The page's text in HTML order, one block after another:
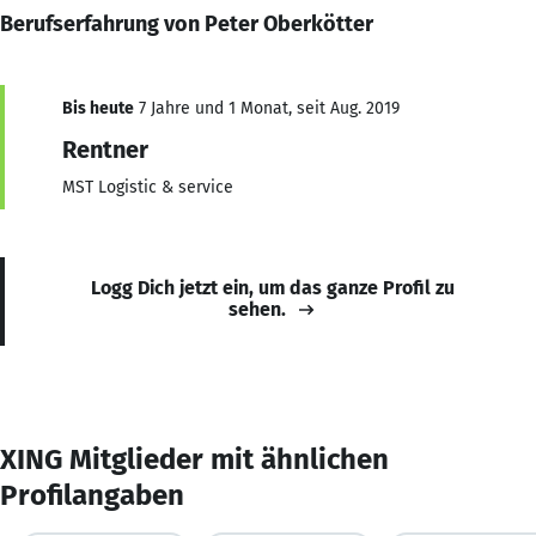
Berufserfahrung von Peter Oberkötter
Bis heute 7 Jahre und 1 Monat, seit Aug. 2019
Rentner
MST Logistic & service
Logg Dich jetzt ein, um das ganze Profil zu
sehen.
XING Mitglieder mit ähnlichen
Profilangaben